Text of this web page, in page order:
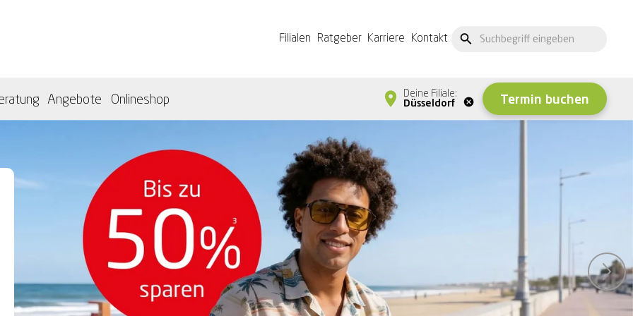
Filialen Ratgeber Karriere Kontakt
Angebote Onlineshop
Deine Filiale:
Düsseldorf
Termin buchen